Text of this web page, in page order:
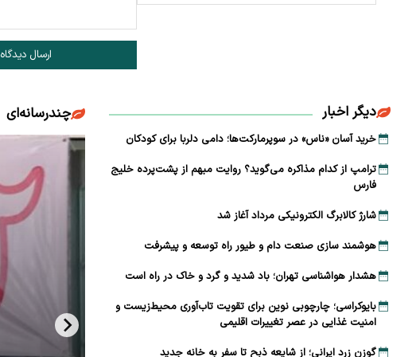
ارسال دیدگاه
دیگر اخبار
خرید آسان «ناس» در سوپرمارکت‌ها؛ دامی دلربا برای کودکان
ترامپ از کدام مذاکره می‌گوید؟ روایت مبهم از پشت‌پرده خلیج
فارس
شارژ کالابرگ الکترونیکی مرداد آغاز شد
هوشمند سازی صنعت دام و طیور راه توسعه و پیشرفت
هشدار هواشناسی تهران؛ باد شدید و گرد و خاک در راه است
بایوکراسی؛ چارچوبی نوین برای تقویت تاب‌آوری محیط‌زیست و
امنیت غذایی در عصر تغییرات اقلیمی
گوزن زرد ایرانی؛ از شایعه ذبح تا سفر به خانه جدید
چندرسانه‌ای